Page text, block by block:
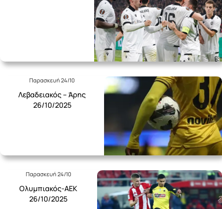
Παρασκευή 24/10
Λεβαδειακός – Άρης
26/10/2025
Παρασκευή 24/10
Ολυμπιακός-ΑΕΚ
26/10/2025